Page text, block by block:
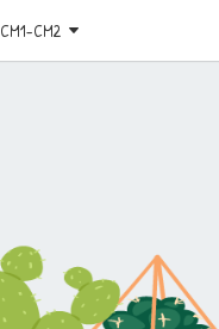
CM1-CM2